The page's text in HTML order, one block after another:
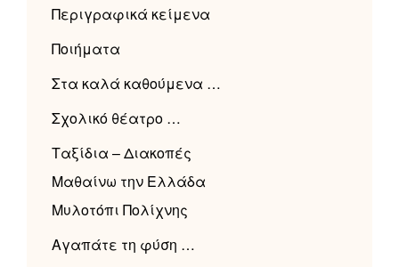
Περιγραφικά κείμενα
Ποιήματα
Στα καλά καθούμενα …
Σχολικό θέατρο …
Ταξίδια – Διακοπές
Μαθαίνω την Ελλάδα
Μυλοτόπι Πολίχνης
Αγαπάτε τη φύση …